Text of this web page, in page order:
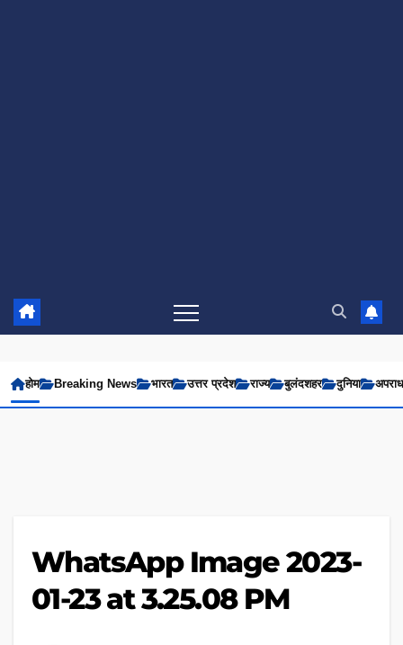
होम Breaking News भारत उत्तर प्रदेश राज्य बुलंदशहर दुनिया अपराध
WhatsApp Image 2023-
01-23 at 3.25.08 PM